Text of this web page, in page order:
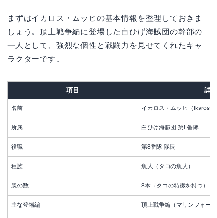
まずはイカロス・ムッヒの基本情報を整理しておきま
しょう。頂上戦争編に登場した白ひげ海賊団の幹部の
一人として、強烈な個性と戦闘力を見せてくれたキャ
ラクターです。
項目 詳
名前 イカロス・ムッヒ（Ikaros
所属 白ひげ海賊団 第8番隊
役職 第8番隊 隊長
種族 魚人（タコの魚人）
腕の数 8本（タコの特徴を持つ）
主な登場編 頂上戦争編（マリンフォー